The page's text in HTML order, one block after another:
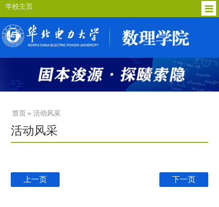
学校主页
首页 » 活动风采
活动风采
上一页 下一页